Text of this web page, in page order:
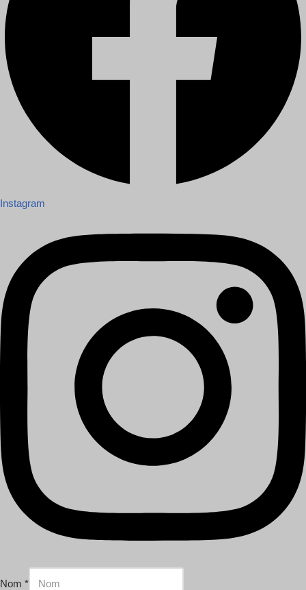
Instagram
Nom *